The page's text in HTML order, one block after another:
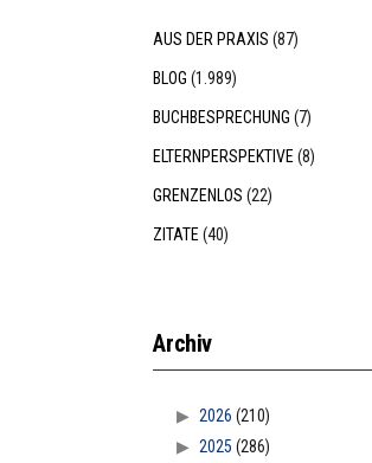
AUS DER PRAXIS (87)
BLOG (1.989)
BUCHBESPRECHUNG (7)
ELTERNPERSPEKTIVE (8)
GRENZENLOS (22)
ZITATE (40)
Archiv
2026 (210)
2025 (286)